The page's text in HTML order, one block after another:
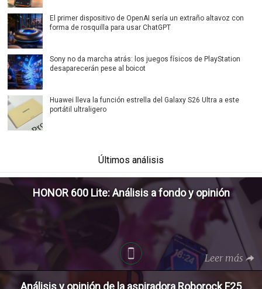
El primer dispositivo de OpenAI sería un extraño altavoz con
forma de rosquilla para usar ChatGPT
Sony no da marcha atrás: los juegos físicos de PlayStation
desaparecerán pese al boicot
Huawei lleva la función estrella del Galaxy S26 Ultra a este
portátil ultraligero
Últimos análisis
HONOR 600 Lite: Análisis a fondo y opinión
Leer más
Análisis y opinión de la aspiradora Roborock F25